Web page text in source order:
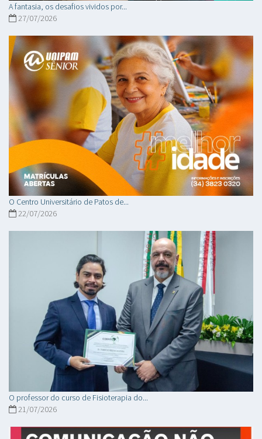
A fantasia, os desafios vividos por...
27/07/2026
O Centro Universitário de Patos de...
22/07/2026
O professor do curso de Fisioterapia do...
21/07/2026